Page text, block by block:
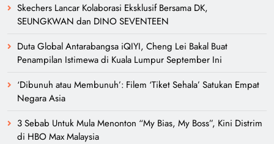
Skechers Lancar Kolaborasi Eksklusif Bersama DK,
SEUNGKWAN dan DINO SEVENTEEN
Duta Global Antarabangsa iQIYI, Cheng Lei Bakal Buat
Penampilan Istimewa di Kuala Lumpur September Ini
‘Dibunuh atau Membunuh’: Filem ‘Tiket Sehala’ Satukan Empat
Negara Asia
3 Sebab Untuk Mula Menonton “My Bias, My Boss”, Kini Distrim
di HBO Max Malaysia